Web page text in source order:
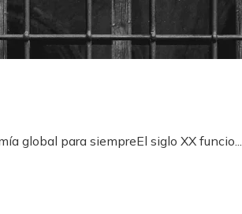
global para siempreEl siglo XX funcio...